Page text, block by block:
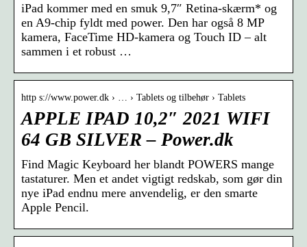
iPad kommer med en smuk 9,7″ Retina-skærm* og
en A9-chip fyldt med power. Den har også 8 MP
kamera, FaceTime HD-kamera og Touch ID – alt
sammen i et robust …
http s://www.power.dk › … › Tablets og tilbehør › Tablets
APPLE IPAD 10,2″ 2021 WIFI
64 GB SILVER – Power.dk
Find Magic Keyboard her blandt POWERS mange
tastaturer. Men et andet vigtigt redskab, som gør din
nye iPad endnu mere anvendelig, er den smarte
Apple Pencil.